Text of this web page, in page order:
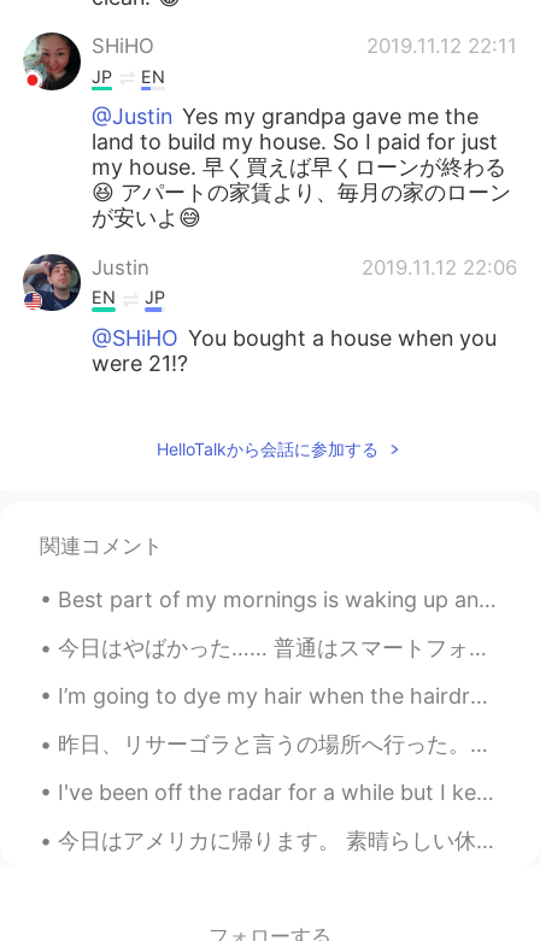
SHiHO 2019.11.12 22:11
JP EN
@Justin Yes my grandpa gave me the
land to build my house. So I paid for just
my house. 早く買えば早くローンが終わる
😆 アパートの家賃より、毎月の家のローン
が安いよ😅
Justin 2019.11.12 22:06
EN JP
@SHiHO You bought a house when you
were 21!?
JP
@Aimerhow about for you
Justin 2019.11.12 22:04
JP EN
この大きさで、この値段じゃ、即買いする
HelloTalkから会話に参加する
関連コメント
Best part of my mornings is waking up and making coffee latte and being very careful when I make ...
今日はやばかった…… 普通はスマートフォンでメールを書いています。 他の英語先生にメールする時は必ず「Hello Sensei」という挨拶にします。 すると、スマートフォンに付いているオートコレ...
I’m going to dye my hair when the hairdressers open back up. Which colour do you like the most?...
昨日、リサーゴラと言うの場所へ行った。キエフの一番強い負のパワースポットです。 多くの祭壇と魔法を実践した人々がいます😯 後で正のパワースポットと観光土産通りに行った。伝統的なウクライナ国民服が...
I've been off the radar for a while but I keep collecting amazing memories, experienced and overa...
今日はアメリカに帰ります。 素晴らしい休暇でした。友達は日本に行けなかったので、ピカチュウは私の旅行仲間でした。写真のピカちゅをとりました。楽しいでした😂。 I'm going back to...